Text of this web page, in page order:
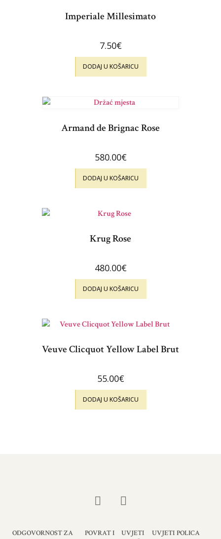
Imperiale Millesimato
7.50€
DODAJ U KOŠARICU
Armand de Brignac Rose
580.00€
DODAJ U KOŠARICU
Krug Rose
480.00€
DODAJ U KOŠARICU
Veuve Clicquot Yellow Label Brut
55.00€
DODAJ U KOŠARICU
ODGOVORNOST ZA
POVRAT I
UVJETI
UVJETI POLICA